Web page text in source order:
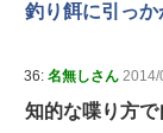
釣り餌に引っ
36: 名無しさん 2014/
知的な喋り方